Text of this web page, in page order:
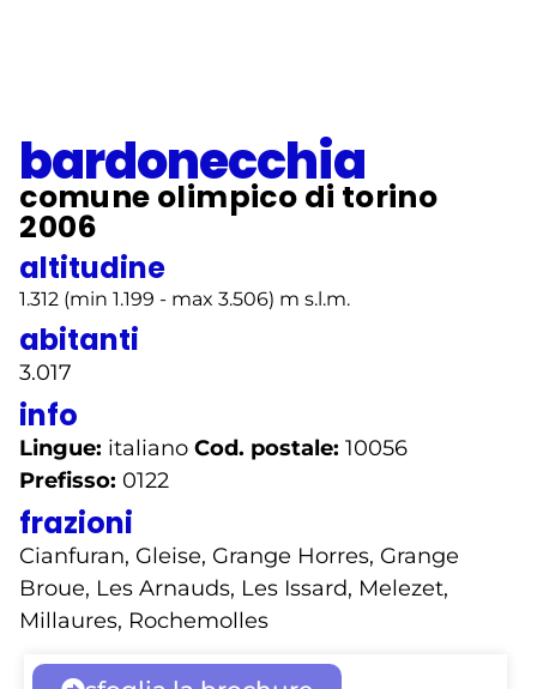
bardonecchia
comune olimpico di torino
2006
altitudine
1.312 (min 1.199 - max 3.506) m s.l.m.
abitanti
3.017
info
Lingue: italianoCod. postale: 10056
Prefisso: 0122
frazioni
Cianfuran, Gleise, Grange Horres, Grange
Broue, Les Arnauds, Les Issard, Melezet,
Millaures, Rochemolles